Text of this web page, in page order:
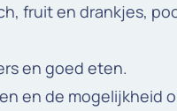
fruit en drankjes,
en goed eten.
en de mogelijkheid